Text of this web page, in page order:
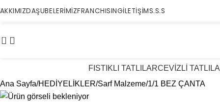
ŞUBELERİMİZFRANCHISINGİLETİŞİMS.S.S
0
FISTIKLI TATLILARCEVİZLİ
Ana Sayfa HEDİYELİKLER Sarf Malzeme 1/1 BEZ ÇANTA